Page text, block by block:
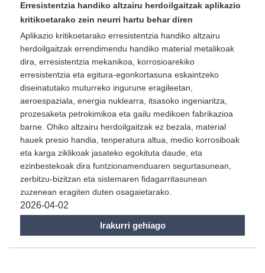
Erresistentzia handiko altzairu herdoilgaitzak aplikazio
kritikoetarako zein neurri hartu behar diren
Aplikazio kritikoetarako erresistentzia handiko altzairu
herdoilgaitzak errendimendu handiko material metalikoak
dira, erresistentzia mekanikoa, korrosioarekiko
erresistentzia eta egitura-egonkortasuna eskaintzeko
diseinatutako muturreko ingurune eragileetan,
aeroespaziala, energia nuklearra, itsasoko ingeniaritza,
prozesaketa petrokimikoa eta gailu medikoen fabrikazioa
barne. Ohiko altzairu herdoilgaitzak ez bezala, material
hauek presio handia, tenperatura altua, medio korrosiboak
eta karga ziklikoak jasateko egokituta daude, eta
ezinbestekoak dira funtzionamenduaren segurtasunean,
zerbitzu-bizitzan eta sistemaren fidagarritasunean
zuzenean eragiten duten osagaietarako.
2026-04-02
Irakurri gehiago